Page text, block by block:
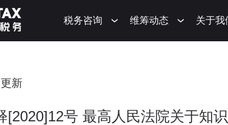
税务咨询 维筹动态 关于我
新
[2020]12号 最高人民法院关于知